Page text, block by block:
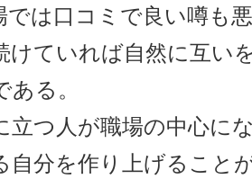
では口コミで良い噂も
けていれば自然に互い
る。
立つ人が職場の中心に
自分を作り上げること